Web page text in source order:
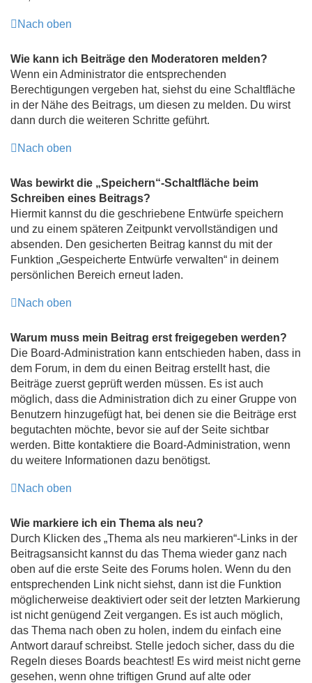
Nach oben
Wie kann ich Beiträge den Moderatoren melden?
Wenn ein Administrator die entsprechenden
Berechtigungen vergeben hat, siehst du eine Schaltfläche
in der Nähe des Beitrags, um diesen zu melden. Du wirst
dann durch die weiteren Schritte geführt.
Nach oben
Was bewirkt die „Speichern“-Schaltfläche beim
Schreiben eines Beitrags?
Hiermit kannst du die geschriebene Entwürfe speichern
und zu einem späteren Zeitpunkt vervollständigen und
absenden. Den gesicherten Beitrag kannst du mit der
Funktion „Gespeicherte Entwürfe verwalten“ in deinem
persönlichen Bereich erneut laden.
Nach oben
Warum muss mein Beitrag erst freigegeben werden?
Die Board-Administration kann entschieden haben, dass in
dem Forum, in dem du einen Beitrag erstellt hast, die
Beiträge zuerst geprüft werden müssen. Es ist auch
möglich, dass die Administration dich zu einer Gruppe von
Benutzern hinzugefügt hat, bei denen sie die Beiträge erst
begutachten möchte, bevor sie auf der Seite sichtbar
werden. Bitte kontaktiere die Board-Administration, wenn
du weitere Informationen dazu benötigst.
Nach oben
Wie markiere ich ein Thema als neu?
Durch Klicken des „Thema als neu markieren“-Links in der
Beitragsansicht kannst du das Thema wieder ganz nach
oben auf die erste Seite des Forums holen. Wenn du den
entsprechenden Link nicht siehst, dann ist die Funktion
möglicherweise deaktiviert oder seit der letzten Markierung
ist nicht genügend Zeit vergangen. Es ist auch möglich,
das Thema nach oben zu holen, indem du einfach eine
Antwort darauf schreibst. Stelle jedoch sicher, dass du die
Regeln dieses Boards beachtest! Es wird meist nicht gerne
gesehen, wenn ohne triftigen Grund auf alte oder